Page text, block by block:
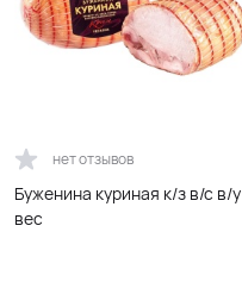
нет отзывов
Буженина куриная к/з в/с в/у
вес